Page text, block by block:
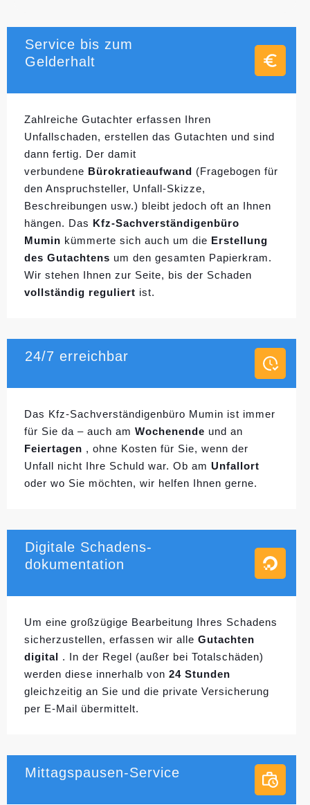
Service bis zum
Gelderhalt
Zahlreiche Gutachter erfassen Ihren
Unfallschaden, erstellen das Gutachten und sind
dann fertig. Der damit
verbundene Bürokratieaufwand (Fragebogen für
den Anspruchsteller, Unfall-Skizze,
Beschreibungen usw.) bleibt jedoch oft an Ihnen
hängen. Das Kfz-Sachverständigenbüro
Mumin kümmerte sich auch um die Erstellung
des Gutachtens um den gesamten Papierkram.
Wir stehen Ihnen zur Seite, bis der Schaden
vollständig reguliert ist.
24/7 erreichbar
Das Kfz-Sachverständigenbüro Mumin ist immer
für Sie da – auch am Wochenende und an
Feiertagen , ohne Kosten für Sie, wenn der
Unfall nicht Ihre Schuld war. Ob am Unfallort
oder wo Sie möchten, wir helfen Ihnen gerne.
Digitale Schadens-
dokumentation
Um eine großzügige Bearbeitung Ihres Schadens
sicherzustellen, erfassen wir alle Gutachten
digital . In der Regel (außer bei Totalschäden)
werden diese innerhalb von 24 Stunden
gleichzeitig an Sie und die private Versicherung
per E-Mail übermittelt.
Mittagspausen-Service